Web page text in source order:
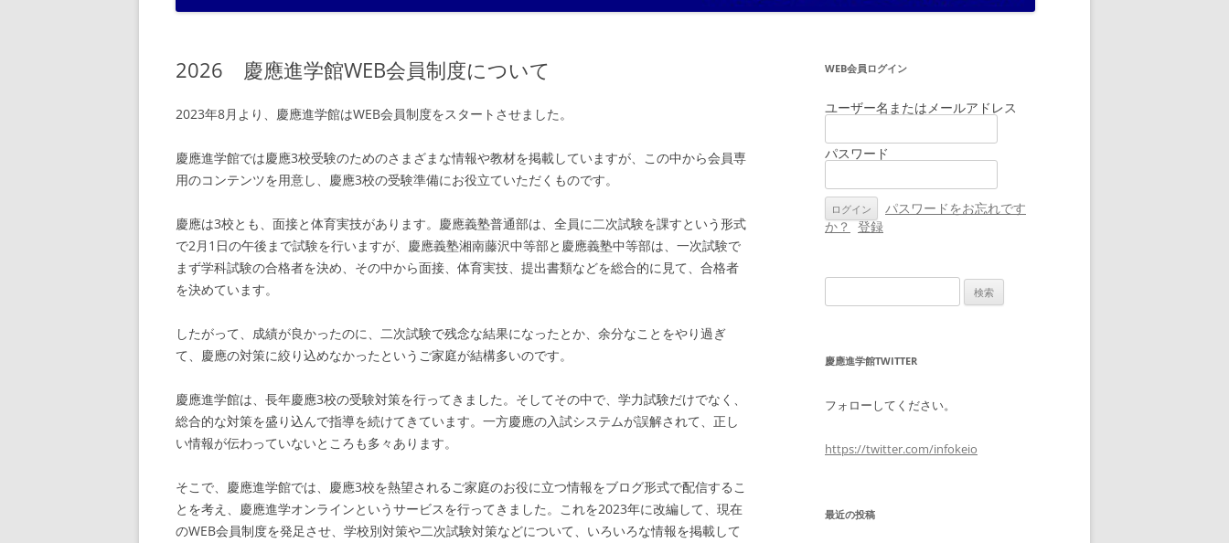
2026 慶應進学館WEB会員制度について
2023年8月より、慶應進学館はWEB会員制度をスタートさせました。
慶應進学館では慶應3校受験のためのさまざまな情報や教材を掲載していますが、この中から会員専
用のコンテンツを用意し、慶應3校の受験準備にお役立ていただくものです。
慶應は3校とも、面接と体育実技があります。慶應義塾普通部は、全員に二次試験を課すという形式
で2月1日の午後まで試験を行いますが、慶應義塾湘南藤沢中等部と慶應義塾中等部は、一次試験で
まず学科試験の合格者を決め、その中から面接、体育実技、提出書類などを総合的に見て、合格者
を決めています。
したがって、成績が良かったのに、二次試験で残念な結果になったとか、余分なことをやり過ぎ
て、慶應の対策に絞り込めなかったというご家庭が結構多いのです。
慶應進学館は、長年慶應3校の受験対策を行ってきました。そしてその中で、学力試験だけでなく、
総合的な対策を盛り込んで指導を続けてきています。一方慶應の入試システムが誤解されて、正し
い情報が伝わっていないところも多々あります。
そこで、慶應進学館では、慶應3校を熱望されるご家庭のお役に立つ情報をブログ形式で配信するこ
とを考え、慶應進学オンラインというサービスを行ってきました。これを2023年に改編して、現在
のWEB会員制度を発足させ、学校別対策や二次試験対策などについて、いろいろな情報を掲載して
WEB会員ログイン
ユーザー名またはメールアドレス
パスワード
パスワードをお忘れです
か？ 登録
索:
慶應進学館TWITTER
フォローしてください。
https://twitter.com/infokeio
最近の投稿